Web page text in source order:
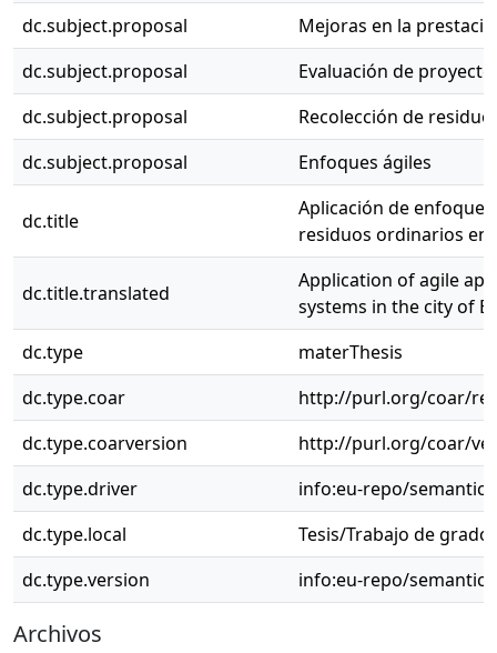
dc.subject.proposal
Mejoras en la
dc.subject.proposal
Evaluación de
dc.subject.proposal
Recolección de
dc.subject.proposal
Enfoques ágiles
dc.title
Aplicación de
residuos ordinarios en
dc.title.translated
Application of agile
systems in the city of
dc.type
materThesis
dc.type.coar
http://purl.org/coar/
dc.type.coarversion
http://purl.org/coar/
dc.type.driver
info:eu-repo/
dc.type.local
Tesis/Trabajo de
dc.type.version
info:eu-repo/
Archivos